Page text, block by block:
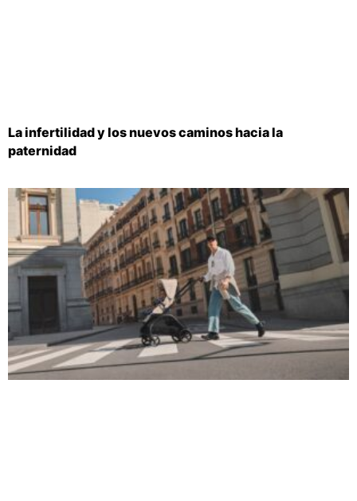
La infertilidad y los nuevos caminos hacia la
paternidad